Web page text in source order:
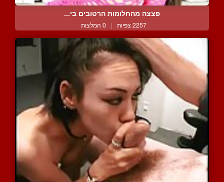
פצצה מהחלומות הרטובים בי...
2257 צפיות | 0 המלצות